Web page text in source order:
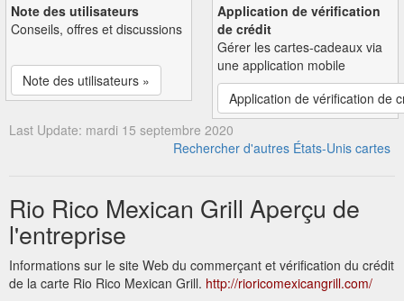
Note des utilisateurs
Conseils, offres et discussions
Note des utilisateurs »
Application de vérification
de crédit
Gérer les cartes-cadeaux via
une application mobile
Application de vérification de
Last Update: mardi 15 septembre 2020
Rechercher d'autres États-Unis cartes
Rio Rico Mexican Grill Aperçu de
l'entreprise
Informations sur le site Web du commerçant et vérification du crédit
de la carte Rio Rico Mexican Grill. http://rioricomexicangrill.com/